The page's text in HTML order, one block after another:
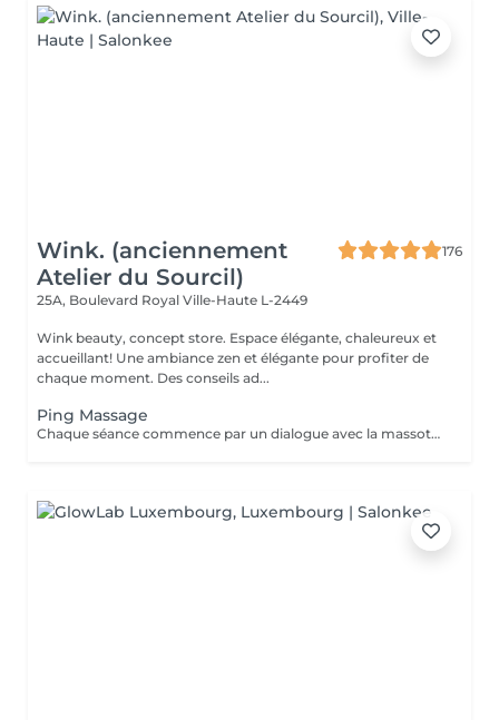
Wink. (anciennement
Atelier du Sourcil)
176
25A, Boulevard Royal Ville-Haute L-2449
Wink beauty, concept store. Espace élégante, chaleureux et
accueillant! Une ambiance zen et élégante pour profiter de
chaque moment. Des conseils ad...
Ping Massage
Chaque séance commence par un dialogue avec la massothérapeute, pour comprendre vos besoins et créer une séance sur-mesure.